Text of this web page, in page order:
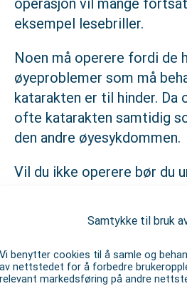
eksempel lesebriller.
Noen må operere fordi de
øyeproblemer som må
katarakten er til hinder. Da
ofte katarakten samtidig
den andre øyesykdommen.
Vil du ikke operere bør du
lesebrille. Da vil du kunne
det synet du har.
Samtykke til bruk
Vi benytter cookies til å samle og
av nettstedet for å forbedre
relevant markedsføring på andre